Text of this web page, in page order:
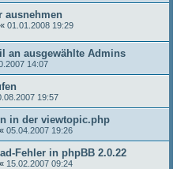
ausnehmen
01.01.2008 19:29
an ausgewählte Admins
14:07
19:57
in der viewtopic.php
« 05.04.2007 19:26
Fehler in phpBB 2.0.22
« 15.02.2007 09:24